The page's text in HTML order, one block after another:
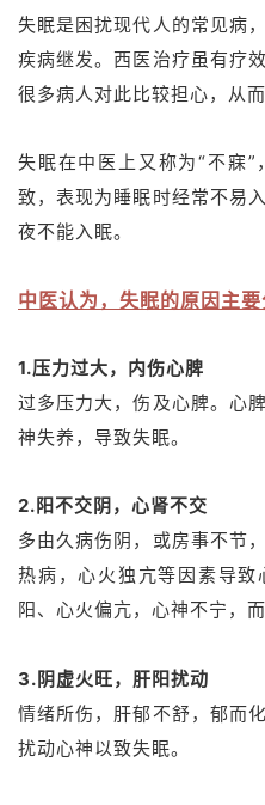
失眠是困扰现代人的常见病
疾病继发。西医治疗虽有疗
很多病人对此比较担心，从
失眠在中医上又称为“不寐”
致，表现为睡眠时经常不易
夜不能入眠。
中医认为，失眠的原因主要
1.压力过大，内伤心脾
过多压力大，伤及心脾。心
神失养，导致失眠。
2.阳不交阴，心肾不交
多由久病伤阴，或房事不节
热病，心火独亢等因素导
阳、心火偏亢，心神不宁，而
3.阴虚火旺，肝阳扰动
情绪所伤，肝郁不舒，郁而
扰动心神以致失眠。